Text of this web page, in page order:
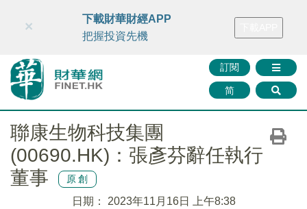
財華智庫網 FINTV FINMETA 財華證券 媒體矩陣
訂閱
简
×
下載財華財經APP
把握投資先機
聯康生物科技集團
(00690.HK)：張彥芬辭任執行
董事
原創
日期： 2023年11月16日 上午8:38